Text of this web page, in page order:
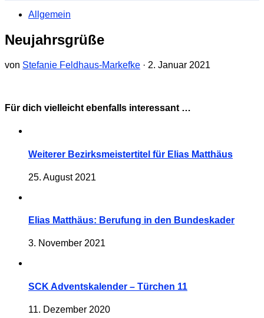
Allgemein
Neujahrsgrüße
von Stefanie Feldhaus-Markefke · 2. Januar 2021
Für dich vielleicht ebenfalls interessant …
Weiterer Bezirksmeistertitel für Elias Matthäus
25. August 2021
Elias Matthäus: Berufung in den Bundeskader
3. November 2021
SCK Adventskalender – Türchen 11
11. Dezember 2020